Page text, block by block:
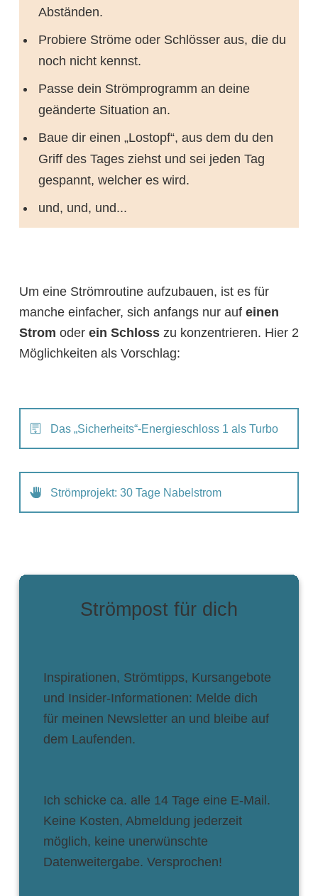
Abständen.
Probiere Ströme oder Schlösser aus, die du
noch nicht kennst.
Passe dein Strömprogramm an deine
geänderte Situation an.
Baue dir einen „Lostopf“, aus dem du den
Griff des Tages ziehst und sei jeden Tag
gespannt, welcher es wird.
und, und, und...
Um eine Strömroutine aufzubauen, ist es für
manche einfacher, sich anfangs nur auf einen
Strom oder ein Schloss zu konzentrieren. Hier 2
Möglichkeiten als Vorschlag:
Das „Sicherheits“-Energieschloss 1 als Turbo
Strömprojekt: 30 Tage Nabelstrom
Strömpost für dich
Inspirationen, Strömtipps, Kursangebote
und Insider-Informationen: Melde dich
für meinen Newsletter an und bleibe auf
dem Laufenden.
Ich schicke ca. alle 14 Tage eine E-Mail.
Keine Kosten, Abmeldung jederzeit
möglich, keine unerwünschte
Datenweitergabe. Versprochen!